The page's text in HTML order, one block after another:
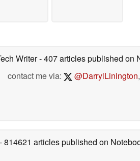
Writer- 407 articles published on
contact me via:
@DarrylLinington
- 814621 articles published on